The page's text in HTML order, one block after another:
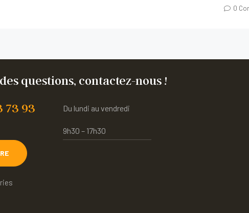
0
questions, contactez-nous !
73 93
Du lundi au vendredi
9h30 – 17h30